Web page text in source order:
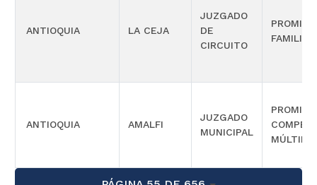
ANTIOQUIA LA CEJA
JUZGADO
DE
CIRCUITO
FAMILIA
ANTIOQUIA AMALFI
JUZGADO
MUNICIPAL